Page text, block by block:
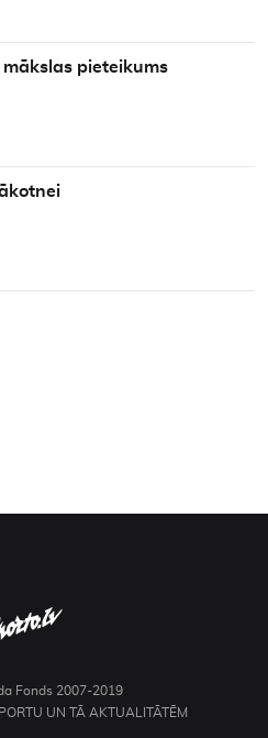
mākslas pieteikums
Fonds 2007-2019
UN TĀ AKTUALITĀTĒM